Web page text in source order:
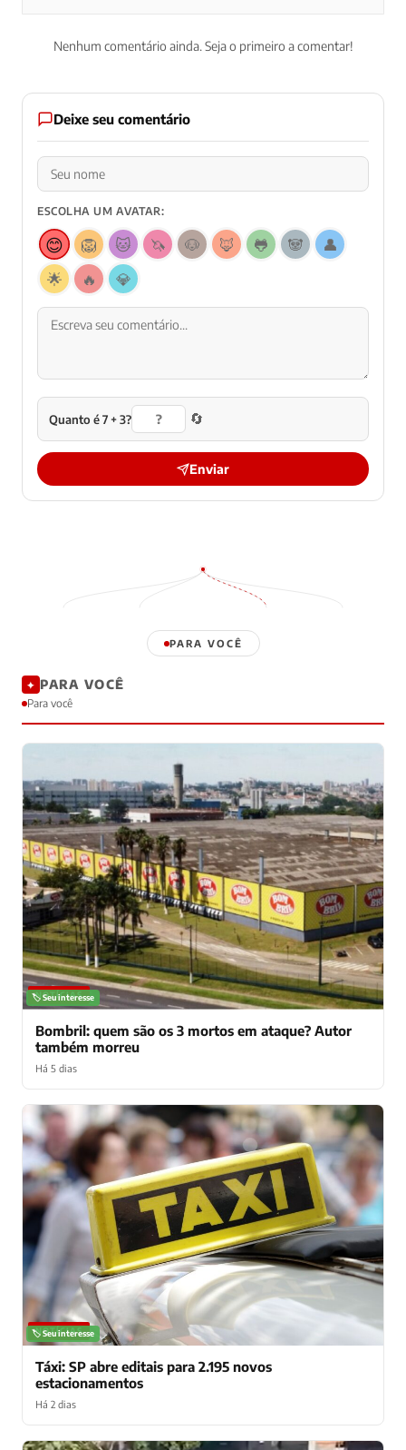
Nenhum comentário ainda. Seja o primeiro a comentar!
Deixe seu comentário
ESCOLHA UM AVATAR:
😊 🦁 🐱 🦄 🐶 🦊 🐸 🐼
👤
🌟
🔥 💎
Quanto é 7 + 3? 🔄
Enviar
PARA VOCÊ
✦ PARA VOCÊ
Para você
NOTÍCIAS
🏷️ Seu interesse
Bombril: quem são os 3 mortos em ataque? Autor
também morreu
Há 5 dias
NOTÍCIAS
🏷️ Seu interesse
Táxi: SP abre editais para 2.195 novos
estacionamentos
Há 2 dias